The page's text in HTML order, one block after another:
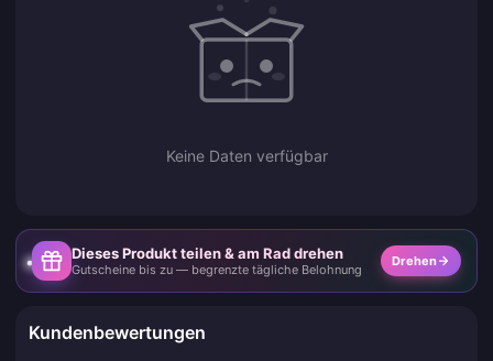
Keine Daten verfügbar
Dieses Produkt teilen & am Rad drehen
Gutscheine bis zu — begrenzte tägliche Belohnung
Drehen
Kundenbewertungen